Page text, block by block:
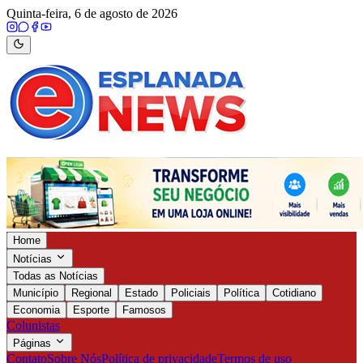
Quinta-feira, 6 de agosto de 2026
Home
Notícias
Todas as Notícias
Município
Regional Estado Policiais Política
Cotidiano
Economia
Esporte Famosos
Colunistas
Páginas
ContatoSobre NósPolítica de privacidadeTermos de uso